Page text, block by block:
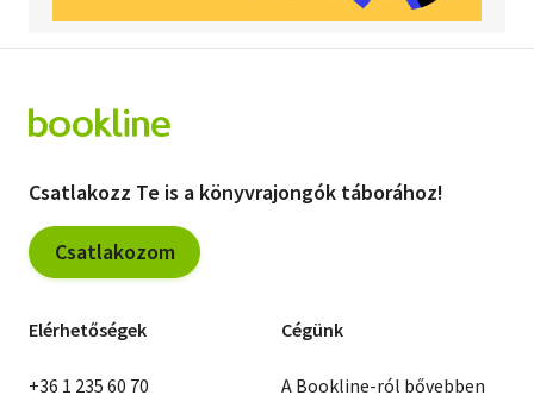
Csatlakozz Te is a könyvrajongók táborához!
Csatlakozom
Elérhetőségek
+36 1 235 60 70
Cégünk
A Bookline-ról bővebben